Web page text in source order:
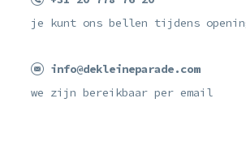
je kunt ons bellen tijdens
info@dekleineparade.com
we zijn bereikbaar per email